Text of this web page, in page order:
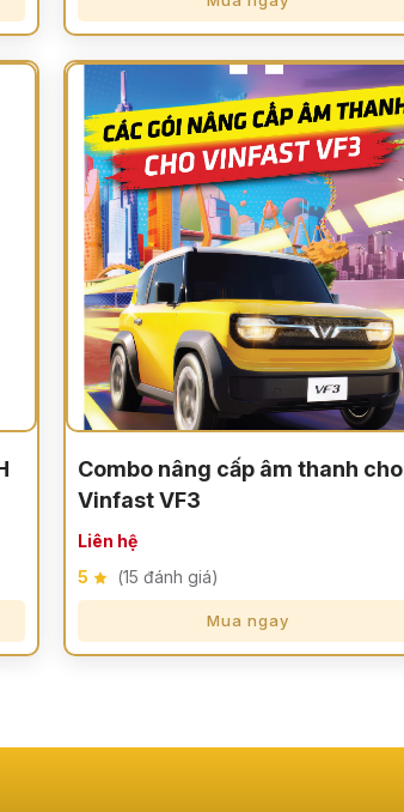
Combo nâng cấp âm thanh cho
Vinfast VF3
Liên hệ
5
(15 đánh giá)
Mua ngay